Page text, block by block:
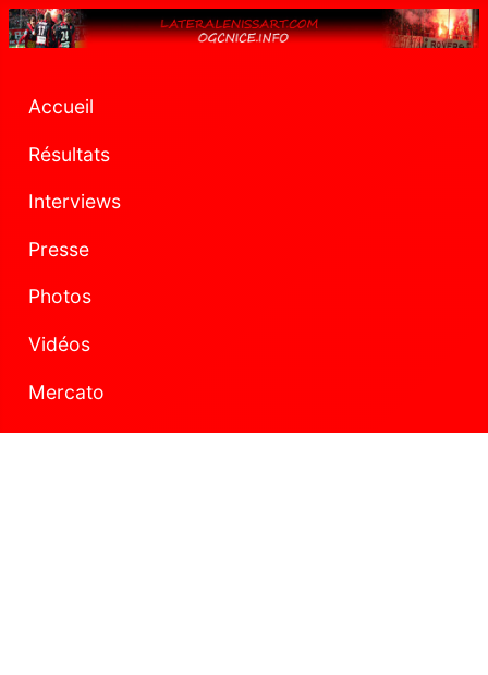
Accueil
Résultats
Interviews
Presse
Photos
Vidéos
Mercato